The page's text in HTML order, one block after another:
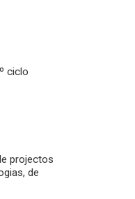
ciclo
projectos
de